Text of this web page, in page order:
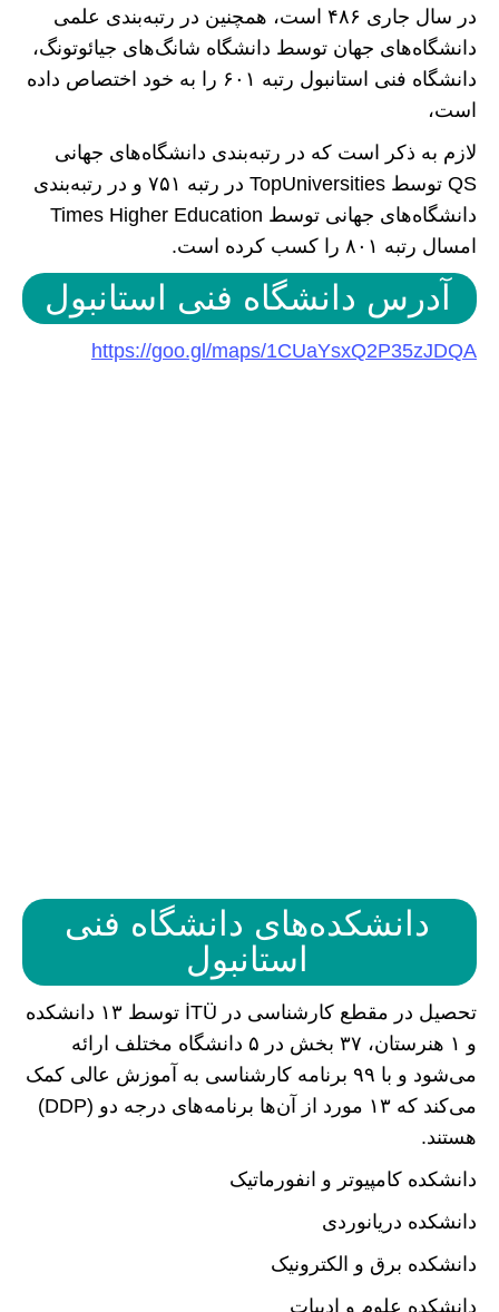
در سال جاری ۴۸۶ است، همچنین در رتبه‌بندی علمی
دانشگاه‌های جهان توسط دانشگاه شانگ‌های جیائوتونگ،
دانشگاه فنی استانبول رتبه ۶۰۱ را به خود اختصاص داده
است،
لازم به ذکر است که در رتبه‌بندی دانشگاه‌های جهانی
QS توسط TopUniversities در رتبه ۷۵۱ و در رتبه‌بندی
دانشگاه‌های جهانی توسط Times Higher Education
امسال رتبه ۸۰۱ را کسب کرده است.
آدرس دانشگاه فنی استانبول
https://goo.gl/maps/1CUaYsxQ2P35zJDQA
دانشکده‌های دانشگاه فنی
استانبول
تحصیل در مقطع کارشناسی در İTÜ توسط ۱۳ دانشکده
و ۱ هنرستان، ۳۷ بخش در ۵ دانشگاه مختلف ارائه
می‌شود و با ۹۹ برنامه کارشناسی به آموزش عالی کمک
می‌کند که ۱۳ مورد از آن‌ها برنامه‌های درجه دو (DDP)
هستند.
دانشکده کامپیوتر و انفورماتیک
دانشکده دریانوردی
دانشکده برق و الکترونیک
دانشکده علوم و ادبیات